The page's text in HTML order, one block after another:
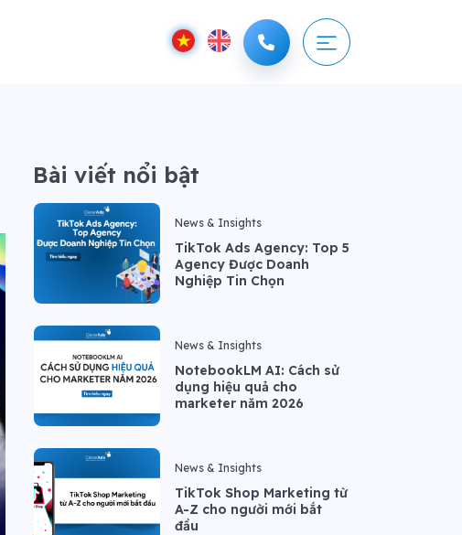
Bài viết nổi bật
News & Insights
TikTok Ads Agency: Top 5
Agency Được Doanh
Nghiệp Tin Chọn
News & Insights
NotebookLM AI: Cách sử
dụng hiệu quả cho
marketer năm 2026
News & Insights
TikTok Shop Marketing từ
A-Z cho người mới bắt
đầu